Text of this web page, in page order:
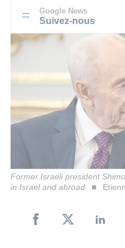
Google News
Suivez-nous
Former Israeli president
in Israel and abroad